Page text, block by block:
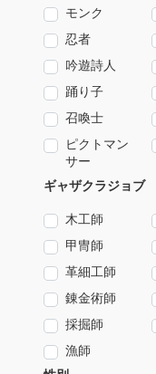
モンク
忍者
吟遊詩人
踊り子
召喚士
ピクトマン
サー
ギャザクラジョブ
木工師
甲冑師
革細工師
錬金術師
採掘師
漁師